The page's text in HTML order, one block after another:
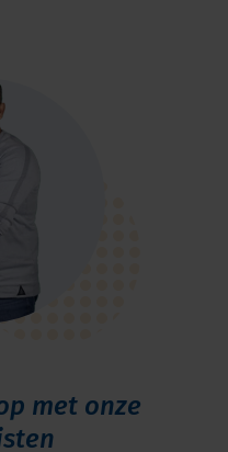
met onze